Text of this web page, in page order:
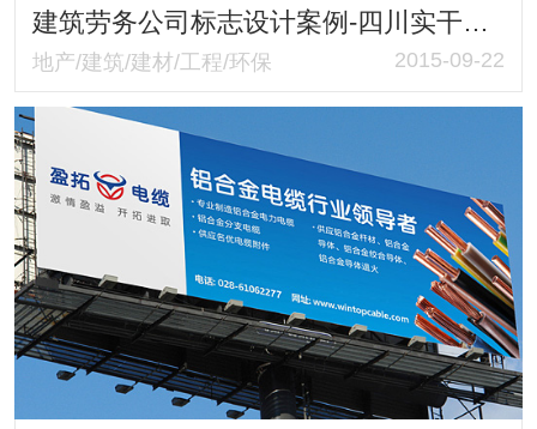
建筑劳务公司标志设计案例-四川实干家建筑劳务有限公司LOGO设计
地产/建筑/建材/工程/环保 2015-09-22